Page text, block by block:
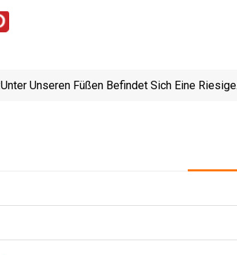
Unter Unseren Füßen Befindet Sich Eine Riesige